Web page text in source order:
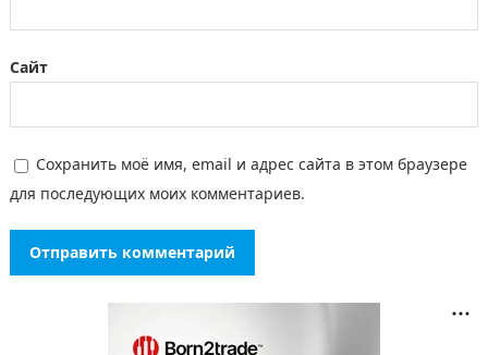
Сайт
Сохранить моё имя, email и адрес сайта в этом браузере
для последующих моих комментариев.